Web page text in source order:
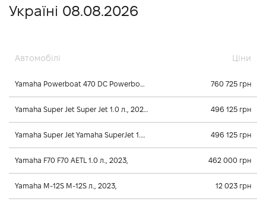
Україні 08.08.2026
Автомобілі Ціни
Yamaha Powerboat 470 DC Powerboat 470 DC л., 2022, 760 725 грн
Yamaha Super Jet Super Jet 1.0 л., 2026, 496 125 грн
Yamaha Super Jet Yamaha SuperJet 1.0 л., 2025, 496 125 грн
Yamaha F70 F70 AETL 1.0 л., 2023, 462 000 грн
Yamaha M-12S M-12S л., 2023, 12 023 грн